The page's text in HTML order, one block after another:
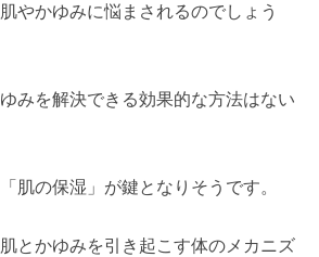
やかゆみに悩まされるのでしょう
みを解決できる効果的な方法はない
肌の保湿」が鍵となりそうです。
とかゆみを引き起こす体のメカニズ